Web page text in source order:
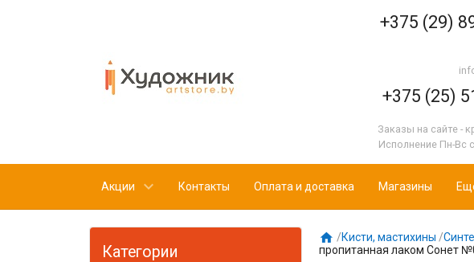
+375 (29)
+375 (25)
Заказы на сайте -
Исполнение Пн-Вс
Акции Контакты Оплата и доставка Магазины
Категории
 /Кисти, мастихины /
пропитанная лаком Сонет